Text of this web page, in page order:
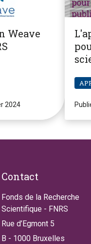
Weave
2024
Contact
Fonds de la Recherche
Scientifique - FNRS
Rue d’Egmont 5
B - 1000 Bruxelles